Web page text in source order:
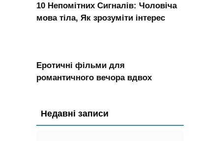
10 Непомітних Сигналів: Чоловіча
мова тіла, Як зрозуміти інтерес
Еротичні фільми для
романтичного вечора вдвох
Недавні записи